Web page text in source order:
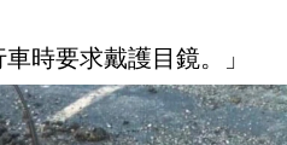
時要求戴護目鏡。」